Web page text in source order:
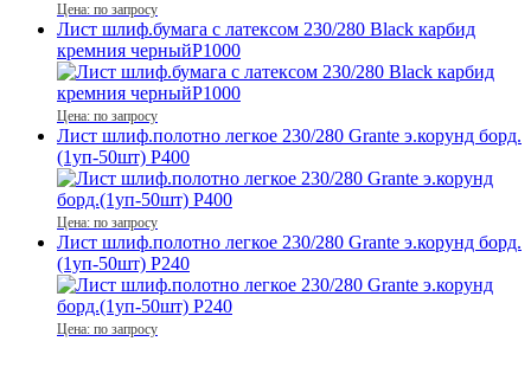
Цена: по запросу
Лист шлиф.бумага с латексом 230/280 Black карбид
кремния черныйP1000
Цена: по запросу
Лист шлиф.полотно легкое 230/280 Grante э.корунд борд.
(1уп-50шт) P400
Цена: по запросу
Лист шлиф.полотно легкое 230/280 Grante э.корунд борд.
(1уп-50шт) P240
Цена: по запросу